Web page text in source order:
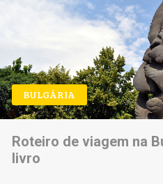
BULGÁRIA
Roteiro de viagem na
livro